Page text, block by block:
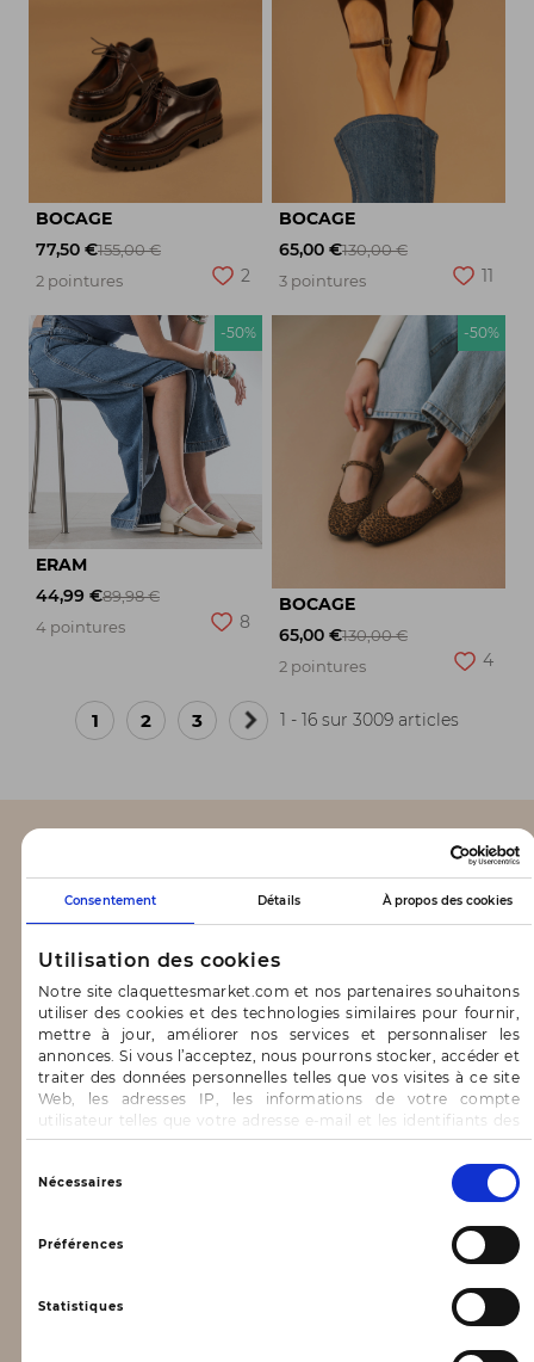
Consentement Détails À propos des cookies
Utilisation des cookies
Notre site claquettesmarket.com et nos partenaires souhaitons
utiliser des cookies et des technologies similaires pour fournir,
mettre à jour, améliorer nos services et personnaliser les
annonces. Si vous l’acceptez, nous pourrons stocker, accéder et
traiter des données personnelles telles que vos visites à ce site
Web, les adresses IP, les informations de votre compte
utilisateur telles que votre adresse e-mail et les identifiants des
cookies.
Vous avez le choix d’« Accepter » pour consentir à ces
utilisations, de « Refuser » pour vous y opposer ou
de sélectionner vos préférences concernant chaque catégorie
de cookie en cliquant sur « Valider la sélection » pour valider vos
options. Vous pouvez à tout moment modifier vos préférences
Nécessaires
Préférences
Statistiques
BOCAGE
77,50 €155,00 €
2 pointures
2
BOCAGE
65,00 €130,00 €
3 pointures
11
-50%
ERAM
44,99 €89,98 €
4 pointures
8
-50%
BOCAGE
65,00 €130,00 €
2 pointures
4
1 2 3
Page
1 - 16 sur 3009 articles
CLAQUETTES MARKET
Blog
CONTACT & AIDE
FAQ
Nous contacter
INFORMATIONS
Mentions légales
Données personnelles, vie privée